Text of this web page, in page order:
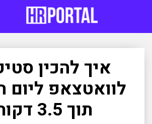
איך להכין
לוואטצאפ
תוך 3.5 דקות?